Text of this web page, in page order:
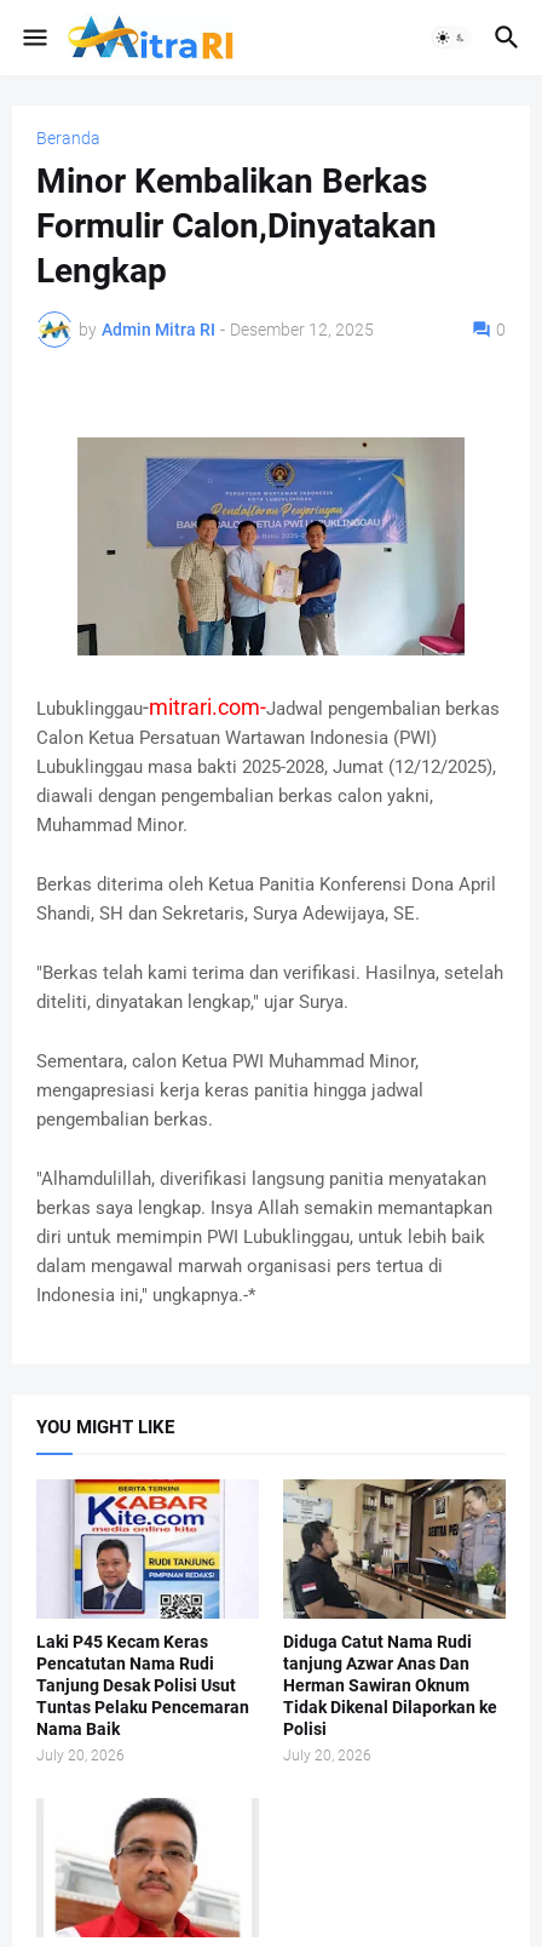
Beranda
Minor Kembalikan Berkas
Formulir Calon,Dinyatakan
Lengkap
by Admin Mitra RI - Desember 12, 2025 0
Lubuklinggau-mitrari.com-Jadwal pengembalian berkas
Calon Ketua Persatuan Wartawan Indonesia (PWI)
Lubuklinggau masa bakti 2025-2028, Jumat (12/12/2025),
diawali dengan pengembalian berkas calon yakni,
Muhammad Minor.
Berkas diterima oleh Ketua Panitia Konferensi Dona April
Shandi, SH dan Sekretaris, Surya Adewijaya, SE.
"Berkas telah kami terima dan verifikasi. Hasilnya, setelah
diteliti, dinyatakan lengkap," ujar Surya.
Sementara, calon Ketua PWI Muhammad Minor,
mengapresiasi kerja keras panitia hingga jadwal
pengembalian berkas.
"Alhamdulillah, diverifikasi langsung panitia menyatakan
berkas saya lengkap. Insya Allah semakin memantapkan
diri untuk memimpin PWI Lubuklinggau, untuk lebih baik
dalam mengawal marwah organisasi pers tertua di
Indonesia ini," ungkapnya.-*
YOU MIGHT LIKE
Laki P45 Kecam Keras
Pencatutan Nama Rudi
Tanjung Desak Polisi Usut
Tuntas Pelaku Pencemaran
Nama Baik
July 20, 2026
Diduga Catut Nama Rudi
tanjung Azwar Anas Dan
Herman Sawiran Oknum
Tidak Dikenal Dilaporkan ke
Polisi
July 20, 2026